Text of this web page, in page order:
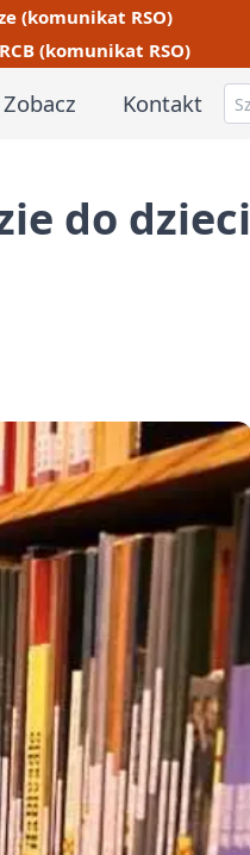
(komunikat RSO)
(komunikat RSO)
Zobacz Kontakt
do dzieci